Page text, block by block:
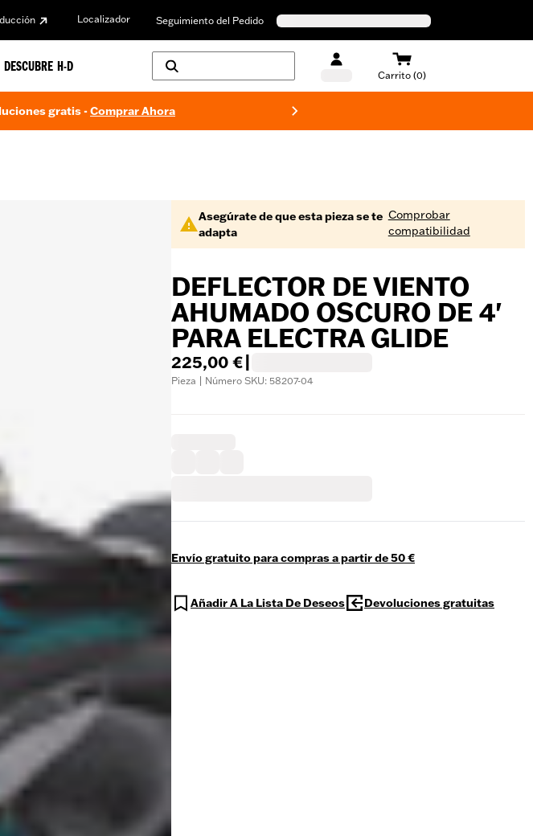
Localizador Seguimiento del Pedido
DESCUBRE H-D
Carrito (0)
gratis -Comprar Ahora
Asegúrate de que esta pieza se te
adapta
Comprobar
compatibilidad
DEFLECTOR DE VIENTO
AHUMADO OSCURO DE 4'
PARA ELECTRA GLIDE
225,00 €
Pieza | Número SKU: 58207-04
Envío gratuito para compras a partir de 50 €
Añadir A La Lista De Deseos Devoluciones gratuitas